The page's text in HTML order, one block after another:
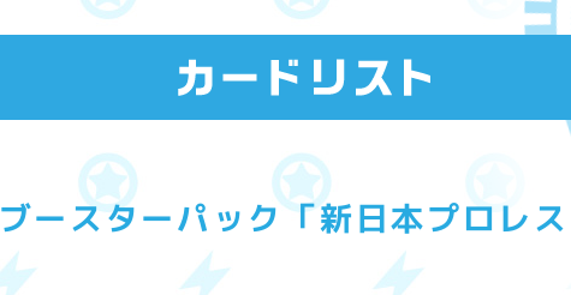
ブースターパック「新日本プロレ